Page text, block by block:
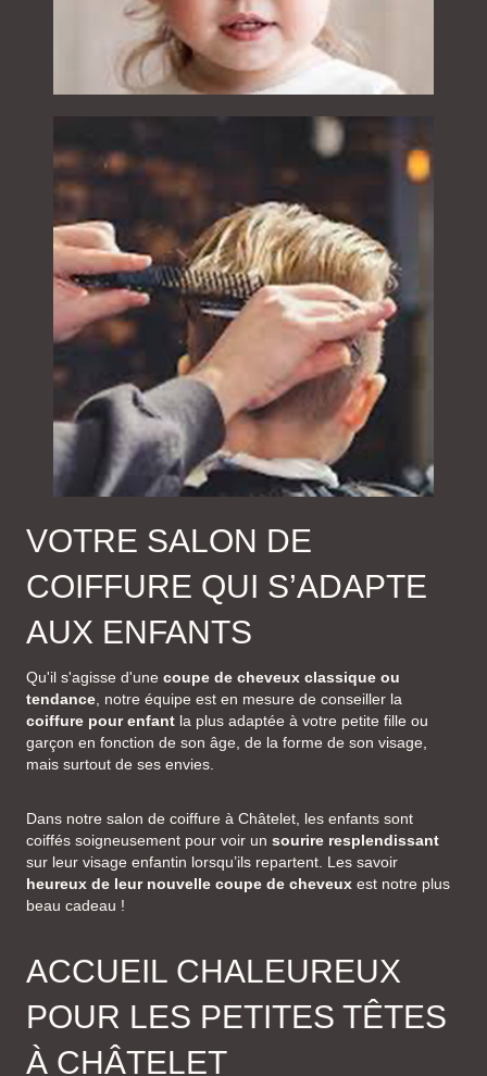
VOTRE SALON DE
COIFFURE QUI S’ADAPTE
AUX ENFANTS
Qu'il s'agisse d'une coupe de cheveux classique ou
tendance , notre équipe est en mesure de conseiller la
coiffure pour enfant la plus adaptée à votre petite fille ou
garçon en fonction de son âge, de la forme de son visage,
mais surtout de ses envies.
Dans notre salon de coiffure à Châtelet, les enfants sont
coiffés soigneusement pour voir un sourire resplendissant
sur leur visage enfantin lorsqu’ils repartent. Les savoir
heureux de leur nouvelle coupe de cheveux est notre plus
beau cadeau !
ACCUEIL CHALEUREUX
POUR LES PETITES TÊTES
À CHÂTELET